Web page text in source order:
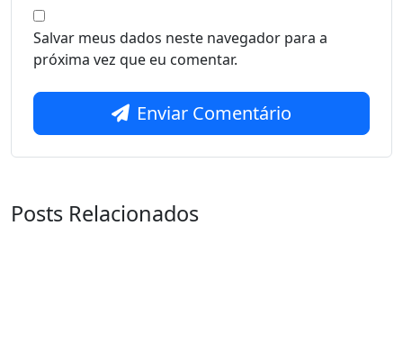
Salvar meus dados neste navegador para a
próxima vez que eu comentar.
Enviar Comentário
Posts Relacionados